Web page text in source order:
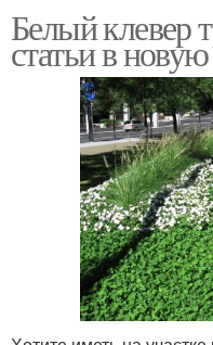
Белый клевер
статьи в